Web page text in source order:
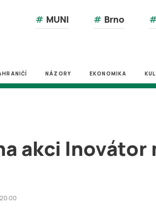
# MUNI # Brno
NÁZORY EKONOMIKA
akci